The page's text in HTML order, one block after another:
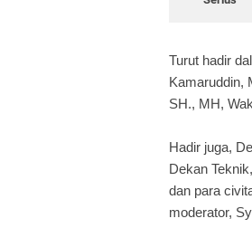
Turut hadir
Kamaruddin,
SH., MH,
Hadir juga,
Dekan
dan para
moderator,